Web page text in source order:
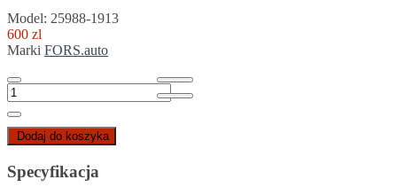
Model: 25988-1913
600 zl
Marki FORS.auto
Dodaj do koszyka
Specyfikacja